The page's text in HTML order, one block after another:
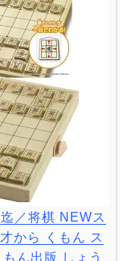
／将棋 NEWス
から くもん ス
ん出版 しょう